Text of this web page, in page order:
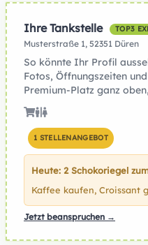
Ihre Tankstelle TOP3
Musterstraße 1, 52351 Düren
So könnte Ihr Profil
Fotos, Öffnungszeiten
Premium-Platz ganz
1 STELLENANGEBOT
Heute: 2 Schokoriegel
Kaffee kaufen, Croissant
Jetzt beanspruchen →